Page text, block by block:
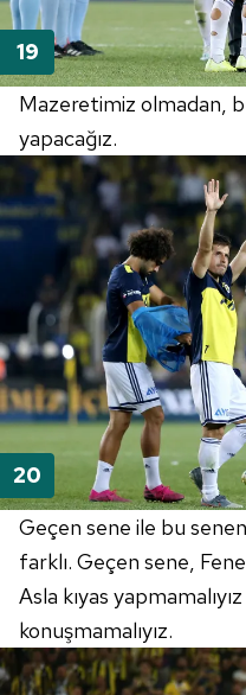
Mazeretimiz olmadan,
yapacağız.
Geçen sene ile bu
farklı. Geçen sene,
Asla kıyas
konuşmamalıyız.